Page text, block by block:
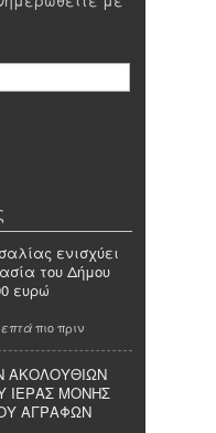
ενισχύει
του Δήμου
ευρώ
πιο πριν
ΑΚΟΛΟΥΘΙΩΝ
ΙΕΡΑΣ ΜΟΝΗΣ
ΑΓΡΑΦΩΝ